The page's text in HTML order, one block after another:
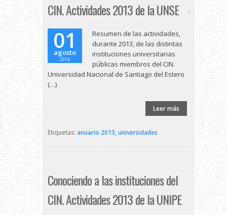
CIN. Actividades 2013 de la UNSE
01
agosto
2014
Resumen de las actividades,
durante 2013, de las distintas
instituciones universitarias
públicas miembros del CIN.
Universidad Nacional de Santiago del Estero
(…)
Leer más
Etiquetas: anuario 2013, universidades
Conociendo a las instituciones del
CIN. Actividades 2013 de la UNIPE